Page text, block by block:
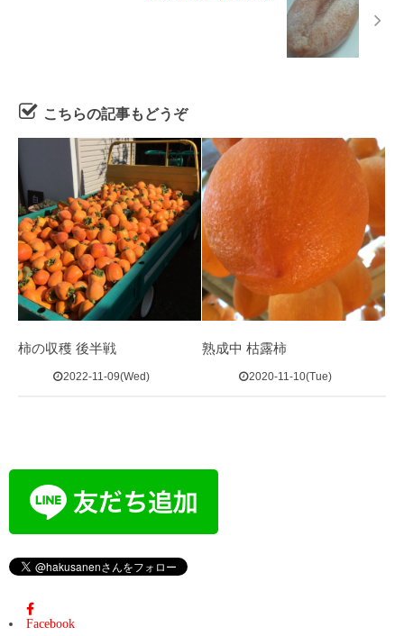
こちらの記事もどうぞ
柿の収穫 後半戦
2022-11-09(Wed)
熟成中 枯露柿
2020-11-10(Tue)
Facebook